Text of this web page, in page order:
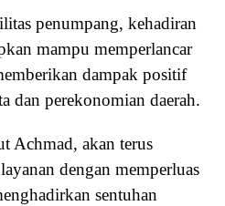
penumpang, kehadiran
mampu memperlancar
dampak positif
dan perekonomian daerah.
Achmad, akan terus
dengan memperluas
sentuhan